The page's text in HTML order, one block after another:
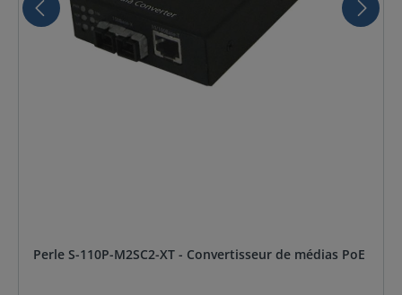
Perle S-110P-M2SC2-XT - Convertisseur de médias PoE